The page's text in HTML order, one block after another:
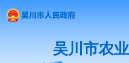
吴川市农